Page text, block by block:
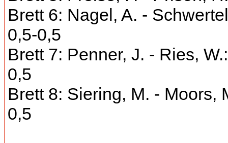
Brett 6: Nagel, A. -
0,5-0,5
Brett 7: Penner, J. - Ries,
0,5
Brett 8: Siering, M. - Moors,
0,5